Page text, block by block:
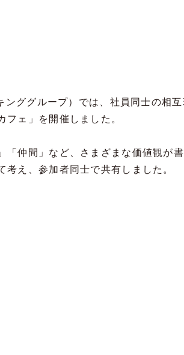
ググループ）では、社員同士の相
フェ」を開催しました。
「仲間」など、さまざまな価値観が
え、参加者同士で共有しました。